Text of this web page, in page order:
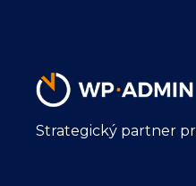
Strategický partner